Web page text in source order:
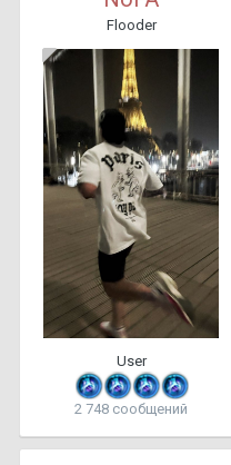
Flooder
User
2 748 сообщений